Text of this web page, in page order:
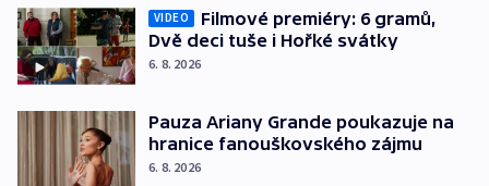
VIDEO
Filmové premiéry: 6 gramů,
Dvě deci tuše i Hořké svátky
6. 8. 2026
Pauza Ariany Grande poukazuje na
hranice fanouškovského zájmu
6. 8. 2026